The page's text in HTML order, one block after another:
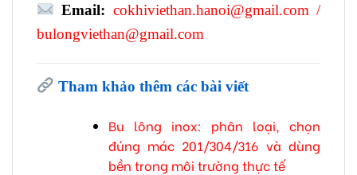
Email: cokhiviethan.hanoi@gmail.com /
bulongviethan@gmail.com
Tham khảo thêm các bài viết
Bu lông inox: phân loại, chọn
đúng mác 201/304/316 và dùng
bền trong môi trường thực tế